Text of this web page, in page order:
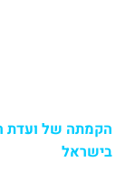
הקמתה של ועדת
בישראל